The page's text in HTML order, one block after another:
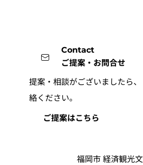
Contact
ご提案・お問合せ
提案・相談がございましたら、
絡ください。
ご提案はこちら
福岡市 経済観光